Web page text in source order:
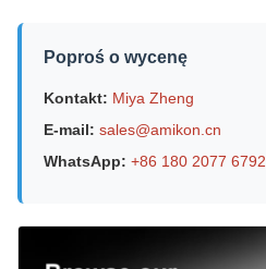
Poproś o wycenę
Kontakt: Miya Zheng
E-mail: sales@amikon.cn
WhatsApp: +86 180 2077 6792